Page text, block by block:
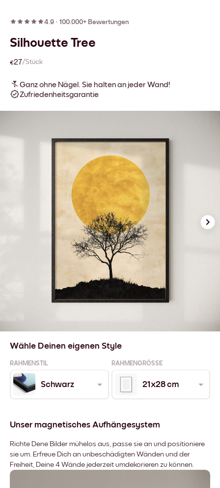
4.9 · 100.000+ Bewertungen
Silhouette Tree
€27/Stück
Ganz ohne Nägel. Sie halten an jeder Wand!
Zufriedenheitsgarantie
Wähle Deinen eigenen Style
RAHMENSTIL RAHMENGRÖSSE
Schwarz 21x28 cm
Unser magnetisches Aufhängesystem
Richte Dene Bilder mühelos aus, passe sie an und positioniere
sie um. Erfreue Dich an unbeschädigten Wänden und der
Freiheit, Deine 4 Wände jederzeit umdekorieren zu können.